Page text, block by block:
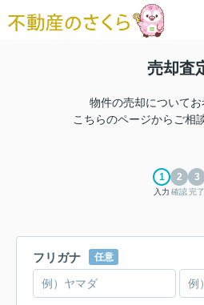
売却査
物件の売却についてお
こちらのページからご相
入力 確認完了
フリガナ 任意